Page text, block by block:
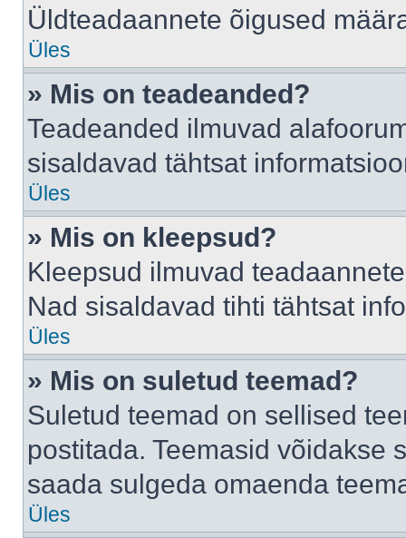
Üldteadaannete õigused
Üles
» Mis on teadeanded?
Teadeanded ilmuvad
sisaldavad tähtsat
Üles
» Mis on kleepsud?
Kleepsud ilmuvad
Nad sisaldavad tihti tähtsat
Üles
» Mis on suletud teemad?
Suletud teemad on sellised
postitada. Teemasid võidakse
saada sulgeda omaenda
Üles